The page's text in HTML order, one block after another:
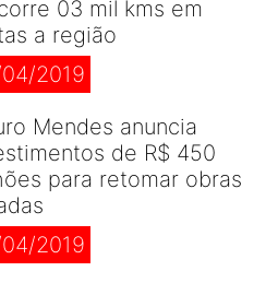
03 mil kms em
a região
2019
Mendes anuncia
de R$ 450
para retomar obras
2019